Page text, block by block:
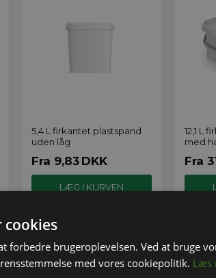
5,4 L firkantet plastspand
uden låg
Fra 9,83 DKK
12,1 L
med
Fra
cookies
forbedre brugeroplevelsen. Ved at bruge
med vores cookiepolitik. Læs